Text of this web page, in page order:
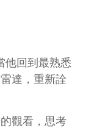
他回到最熟悉
達，重新詮
觀看，思考